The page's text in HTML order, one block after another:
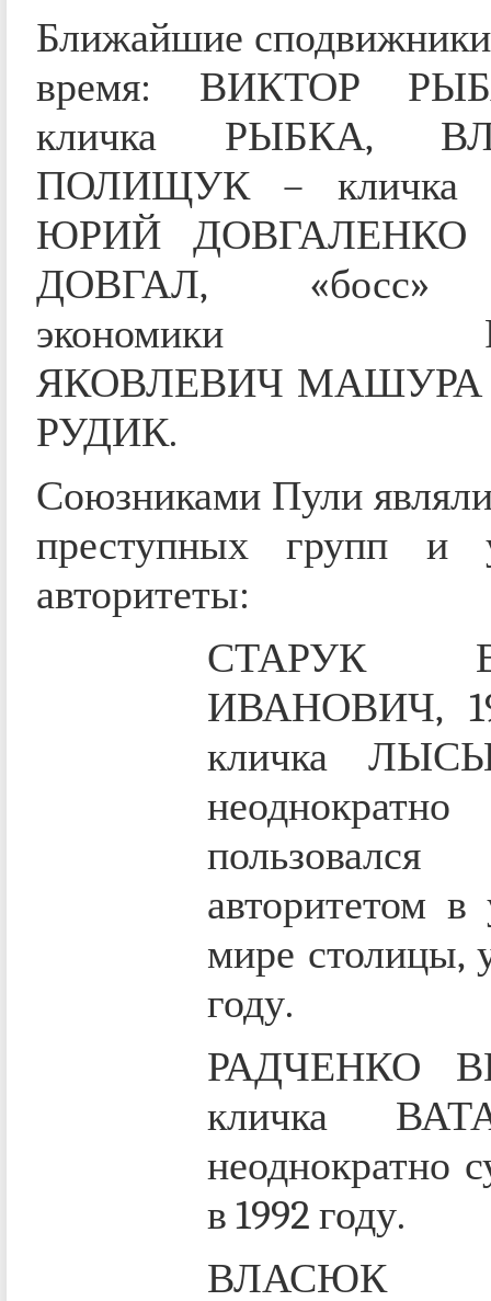
Ближайшие
время: ВИКТОР
кличка РЫБКА,
ПОЛИЩУК – кличка
ЮРИЙ ДОВГАЛЕНКО
ДОВГАЛ, «босс»
экономики
ЯКОВЛЕВИЧ МАШУРА
РУДИК.
Союзниками Пули
преступных групп и
авторитеты:
СТАРУК
ИВАНОВИЧ,
кличка
авторитетом в
мире столицы,
году.
РАДЧЕНКО
кличка
неоднократно
в 1992 году.
ВЛАСЮК